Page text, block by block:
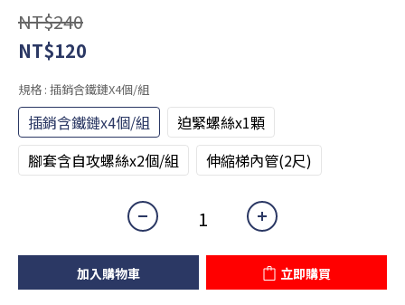
NT$240
NT$120
規格 : 插銷含鐵鏈x4個/組
插銷含鐵鏈x4個/組
迫緊螺絲x1顆
腳套含自攻螺絲x2個/組
伸縮梯內管(2尺)
加入購物車 立即購買